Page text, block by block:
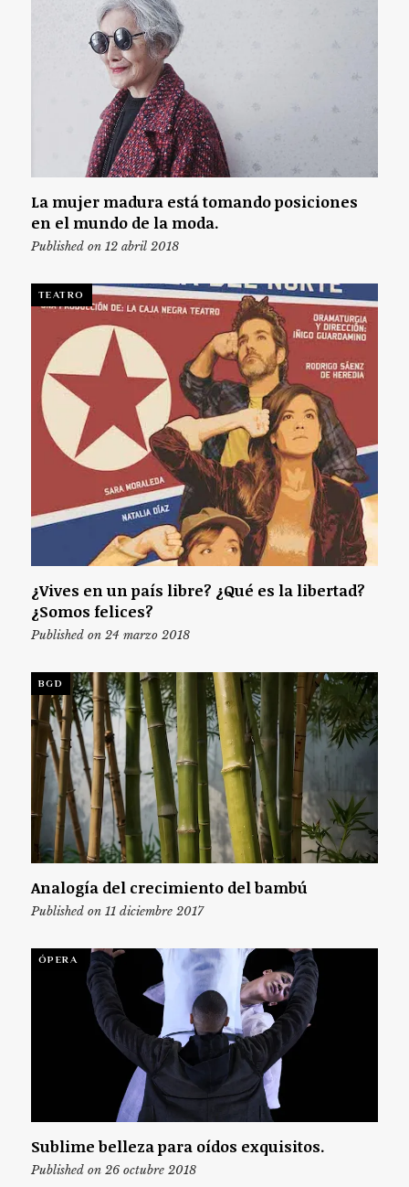
La mujer madura está tomando posiciones
en el mundo de la moda.
Published on 12 abril 2018
TEATRO
¿Vives en un país libre? ¿Qué es la libertad?
¿Somos felices?
Published on 24 marzo 2018
BGD
Analogía del crecimiento del bambú
Published on 11 diciembre 2017
ÓPERA
Sublime belleza para oídos exquisitos.
Published on 26 octubre 2018